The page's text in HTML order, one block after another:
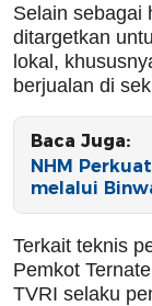
Selain sebagai
ditargetkan
lokal,
berjualan di
Baca Juga:
NHM
melalui
Terkait teknis
Pemkot
TVRI selaku